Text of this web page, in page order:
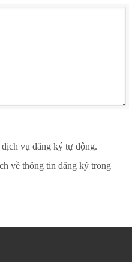
vụ đăng ký tự động.
về thông tin đăng ký trong